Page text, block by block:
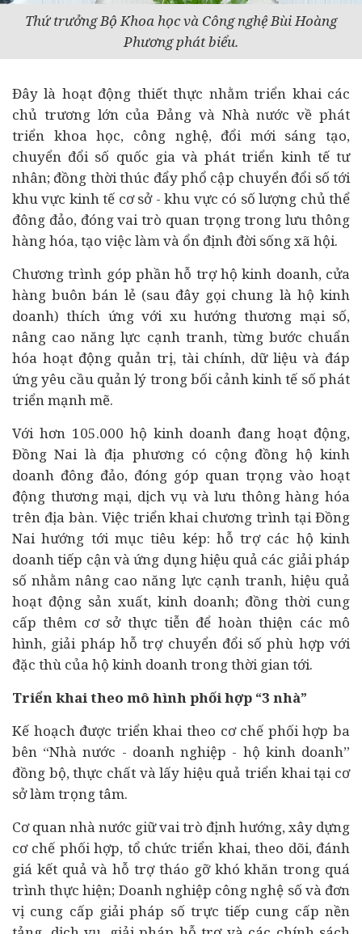
Thứ trưởng Bộ Khoa học và Công nghệ Bùi Hoàng
Phương phát biểu.
Đây là hoạt động thiết thực nhằm triển khai các
chủ trương lớn của Đảng và Nhà nước về phát
triển khoa học, công nghệ, đổi mới sáng tạo,
chuyển đổi số quốc gia và phát triển kinh tếtư
nhân; đồng thời thúc đẩy phổ cập chuyển đổi số tới
khu vực kinh tế cơ sở - khu vực có số lượng chủ thể
đông đảo, đóng vai trò quan trọng trong lưu thông
hàng hóa, tạo việc làm và ổn định đời sốngxã hội.
Chương trình góp phần hỗ trợ hộ kinh doanh, cửa
hàng buôn bán lẻ (sau đây gọi chung là hộ kinh
doanh) thích ứng với xu hướng thương mại số,
nâng cao năng lực cạnh tranh, từng bước chuẩn
hóa hoạt động quản trị, tài chính, dữ liệu và đáp
ứng yêu cầu quản lý trong bối cảnhkinh tế số phát
triển mạnh mẽ.
Với hơn 105.000 hộ kinh doanh đang hoạt động,
Đồng Nai là địa phương có cộng đồng hộ kinh
doanh đông đảo, đóng góp quan trọng vào hoạt
động thương mại, dịch vụ và lưu thông hàng hóa
trên địa bàn. Việc triển khai chương trình tại Đồng
Nai hướng tới mục tiêu kép: hỗ trợ các hộ kinh
doanh tiếp cận và ứng dụng hiệu quả các giải pháp
số nhằm nâng cao năng lực cạnh tranh, hiệu quả
hoạt động sản xuất, kinh doanh; đồng thời cung
cấp thêm cơ sở thực tiễn để hoàn thiện các mô
hình, giải pháp hỗ trợ chuyển đổi số phù hợp với
đặc thù của hộ kinh doanh trong thời gian tới.
Triển khai theo mô hình phối hợp “3 nhà”
Kế hoạch được triển khai theo cơ chế phối hợp ba
bên “Nhà nước - doanh nghiệp - hộ kinh doanh”
đồng bộ, thực chất và lấy hiệu quả triển khai tại cơ
sở làm trọng tâm.
Cơ quan nhà nước giữ vai trò định hướng, xây dựng
cơ chế phối hợp, tổ chức triển khai, theo dõi, đánh
giá kết quả và hỗ trợ tháo gỡ khó khăn trong quá
trình thực hiện; Doanh nghiệp công nghệ số và đơn
vị cung cấp giải pháp số trực tiếp cung cấp nền